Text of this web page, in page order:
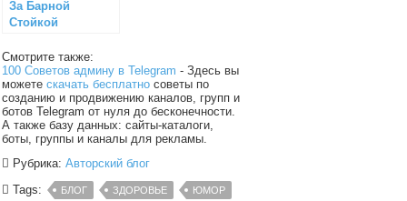
За Барной
Стойкой
Смотрите также:
100 Советов админу в Telegram - Здесь вы
можетескачать бесплатно советы по
созданию и продвижению каналов, групп и
ботов Telegram от нуля до бесконечности.
А также базу данных: сайты-каталоги,
боты, группы и каналы для рекламы.
Рубрика:Авторский блог
Tags:
БЛОГ ЗДОРОВЬЕ ЮМОР